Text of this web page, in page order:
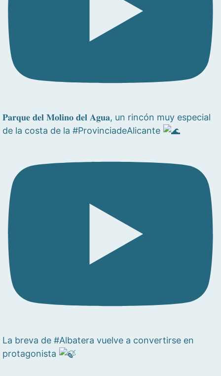
𝐏𝐚𝐫𝐪𝐮𝐞 𝐝𝐞𝐥 𝐌𝐨𝐥𝐢𝐧𝐨 𝐝𝐞𝐥 𝐀𝐠𝐮𝐚, un rincón muy especial
de la costa de la #ProvinciadeAlicante
La breva de #Albatera vuelve a convertirse en
protagonista